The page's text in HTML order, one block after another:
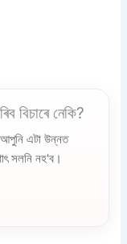
নেকি?
আপুনি এটা উন্নত
সলনি নহ'ব।